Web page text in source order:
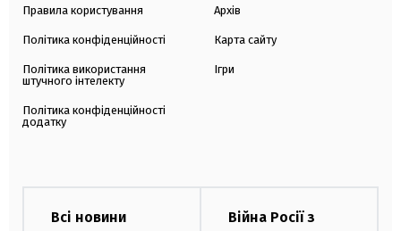
Правила користування
Політика конфіденційності
Політика використання
штучного інтелекту
Політика конфіденційності
додатку
Архів
Карта сайту
Ігри
Всі новини
Війна Росії з